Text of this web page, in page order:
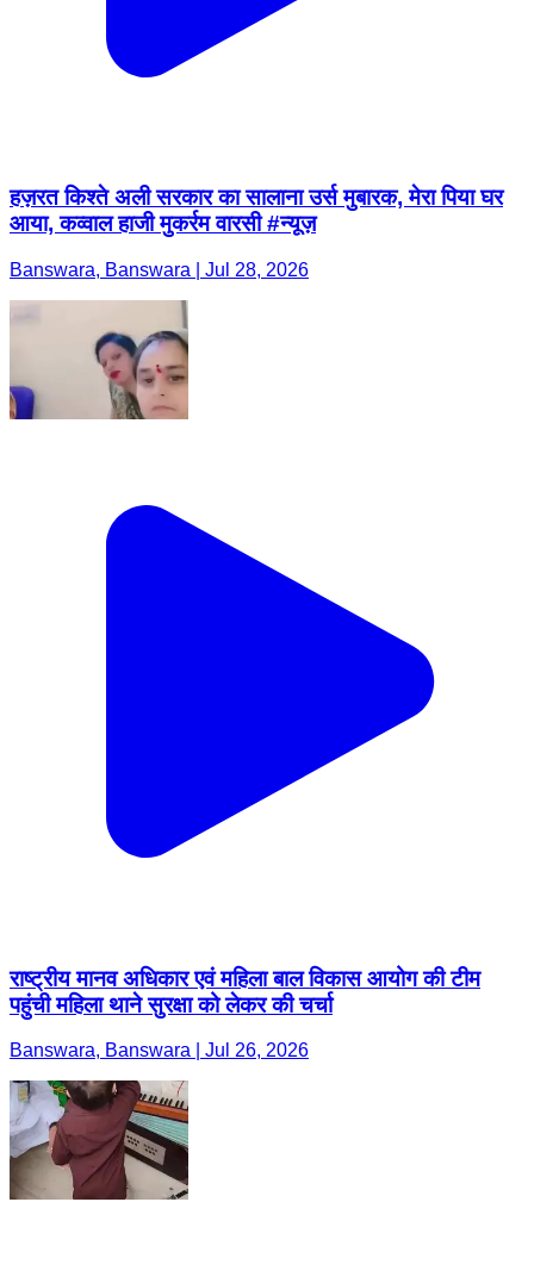
हज़रत किश्ते अली सरकार का सालाना उर्स मुबारक, मेरा पिया घर
आया, कव्वाल हाजी मुकर्रम वारसी #न्यूज़
Banswara, Banswara | Jul 28, 2026
राष्ट्रीय मानव अधिकार एवं महिला बाल विकास आयोग की टीम
पहुंची महिला थाने सुरक्षा को लेकर की चर्चा
Banswara, Banswara | Jul 26, 2026